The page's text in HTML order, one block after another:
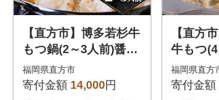
【直方市】博多若杉牛
もつ鍋(2～3人前)醤油
味(麺付) 無着色明太
子切れ子500g付
福岡県直方市
寄付金額 14,000円
【直方
牛もつ
油味(麺
～5人前
福岡県直方
寄付金額